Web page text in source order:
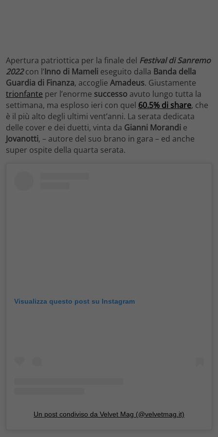
Apertura patriottica per la finale del Festival di Sanremo
2022con l’Inno di Mameli eseguito dalla Banda della
Guardia di Finanza, accoglie Amadeus. Giustamente
trionfante per l’enorme successo avuto lungo tutta la
settimana, ma esploso ieri con quel 60.5% di share, che
è il più alto degli ultimi vent’anni. La serata dedicata
delle cover e dei duetti, vinta da Gianni Morandi e
Jovanotti, – autore del suo brano in gara – ed anche
super ospite della quarta serata.
Visualizza questo post su Instagram
Un post condiviso da Velvet Mag (@velvetmag.it)